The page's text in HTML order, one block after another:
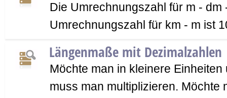
Die Umrechnungszahl für m - dm
Umrechnungszahl für km - m ist
Längenmaße mit Dezimalzahlen
Möchte man in kleinere
muss man multiplizieren. Möchte